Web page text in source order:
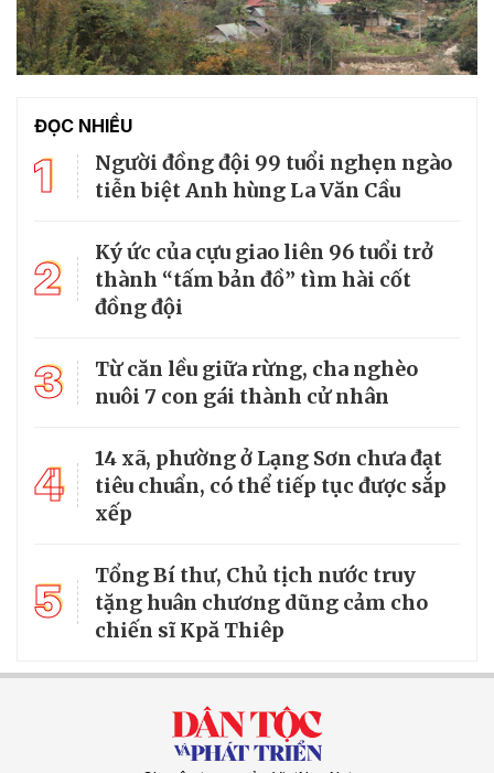
ĐỌC NHIỀU
1
Người đồng đội 99 tuổi nghẹn ngào
tiễn biệt Anh hùng La Văn Cầu
2
Ký ức của cựu giao liên 96 tuổi trở
thành “tấm bản đồ” tìm hài cốt
đồng đội
3
Từ căn lều giữa rừng, cha nghèo
nuôi 7 con gái thành cử nhân
4
14 xã, phường ở Lạng Sơn chưa đạt
tiêu chuẩn, có thể tiếp tục được sắp
xếp
5
Tổng Bí thư, Chủ tịch nước truy
tặng huân chương dũng cảm cho
chiến sĩ Kpă Thiêp